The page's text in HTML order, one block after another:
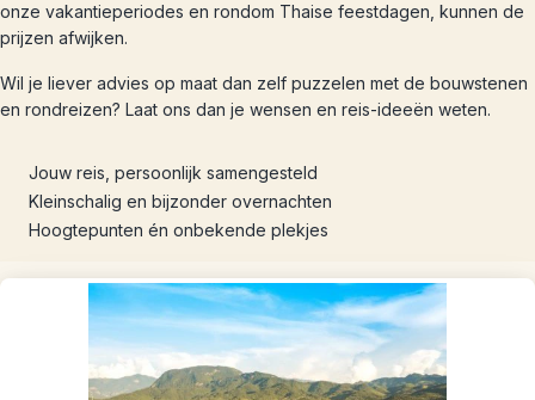
onze vakantieperiodes en rondom Thaise feestdagen, kunnen de
prijzen afwijken.
Wil je liever advies op maat dan zelf puzzelen met de bouwstenen
en rondreizen? Laat ons dan je wensen en reis-ideeën weten.
Jouw reis, persoonlijk samengesteld
Kleinschalig en bijzonder overnachten
Hoogtepunten én onbekende plekjes